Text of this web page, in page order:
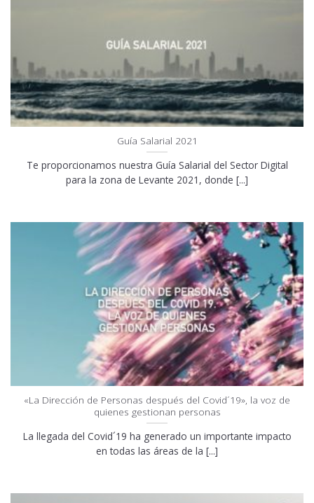
Guía Salarial 2021
Te proporcionamos nuestra Guía Salarial del Sector Digital
para la zona de Levante 2021, donde [...]
«La Dirección de Personas después del Covid´19», la voz de
quienes gestionan personas
La llegada del Covid´19 ha generado un importante impacto
en todas las áreas de la [...]